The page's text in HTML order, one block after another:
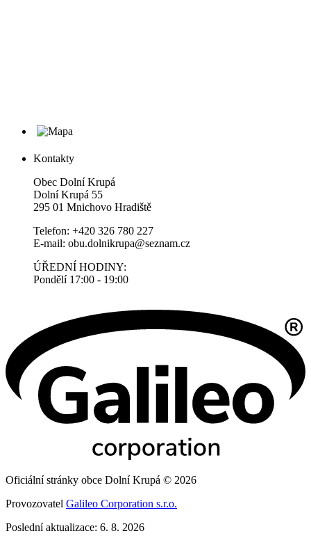
Kontakty
Obec Dolní Krupá
Dolní Krupá 55
295 01 Mnichovo Hradiště
Telefon: +420 326 780 227
E-mail: obu.dolnikrupa@seznam.cz
ÚŘEDNÍ HODINY:
Pondělí 17:00 - 19:00
Oficiální stránky obce Dolní Krupá © 2026
Provozovatel Galileo Corporation s.r.o.
Poslední aktualizace: 6. 8. 2026